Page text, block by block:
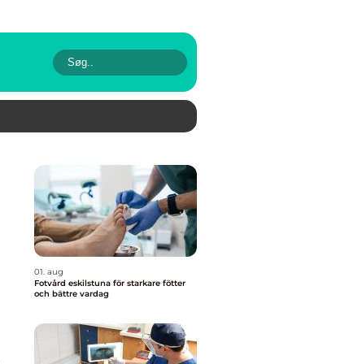
01. aug
Fotvård eskilstuna för starkare fötter
och bättre vardag